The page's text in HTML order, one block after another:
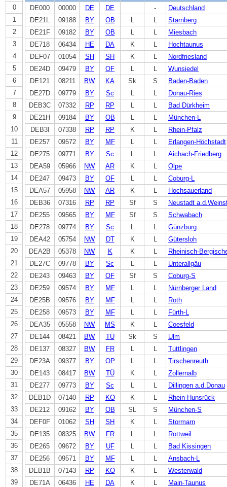
0
1
2
3
4
5
6
7
8
9
10
11
12
13
14
15
16
17
18
19
20
21
22
23
24
25
26
27
28
29
30
31
32
33
34
35
36
37
38
39
DE000 00000 DE DE - Deutschland
DE21L 09188 BY OB L L
Starnberg
DE21F
09182 BY OB L L
Miesbach
DE718
06434 HE DA K L
Hochtaunus
DEF07
01054 SH SH K L
Nordfriesland
DE24D
09479 BY OF L L
Wunsiedel
DE121
08211 BW KA Sk S
Baden-Baden
DE27D
09779 BY Sc L L
Donau-Ries
DEB3C
07332 RP RP L L
Bad Dürkheim
DE21H
09184 BY OB L L
München-L
DEB3I
07338 RP RP K L
Rhein-Pfalz
DE257
09572 BY MF L L
Erlangen-Höchstadt
DE275
09771 BY Sc L L
Aichach-Friedberg
DEA59
05966 NW AR K L
Olpe
DE247
09473 BY OF L L
Coburg-L
DEA57
05958 NW AR K L
Hochsauerland
DEB36
07316 RP RP Sf S
Neustadt
DE255
09565 BY MF Sf S
Schwabach
DE278
09774 BY Sc L L
Günzburg
DEA42
05754 NW DT K L
Gütersloh
DEA2B
05378 NW K K L
Rheinisch-
DE27C
09778 BY Sc L L
Unterallgäu
DE243
09463 BY OF Sf S
Coburg-S
DE259
09574 BY MF L L
Nürnberger Land
DE25B
09576 BY MF L L
Roth
DE258
09573 BY MF L L
Fürth-L
DEA35
05558 NW MS K L
Coesfeld
DE144
08421 BW TÜ Sk S
Ulm
DE137
08327 BW FR L L
Tuttlingen
DE23A
09377 BY OP L L
Tirschenreuth
DE143
08417 BW TÜ K L
Zollernalb
DE277
09773 BY Sc L L
Dillingen a.d.Donau
DEB1D
07140 RP KO K L
Rhein-Hunsrück
DE212
09162 BY OB SL S
München-S
DEF0F
01062 SH SH K L
Stormarn
DE135
08325 BW FR L L
Rottweil
DE265
09672 BY UF L L
Bad Kissingen
DE256
09571 BY MF L L
Ansbach-L
DEB1B
07143 RP KO K L
Westerwald
DE71A
06436 HE DA K L
Main-Taunus